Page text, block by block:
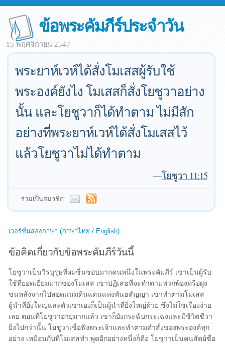
ข้อพระคัมภีร์ประจำวัน
15 พฤศจิกายน 2547
พระยาห์เวห์ได้สั่งโมเสสผู้รับใช้
พระองค์ยังไง โมเสสก็สั่งโยชูวาอย่าง
นั้น และโยชูวาก็ได้ทำตาม ไม่มีสัก
อย่างที่พระยาห์เวห์ได้สั่งโมเสสไว้
แล้วโยชูวาไม่ได้ทำตาม
—โยชูวา 11:15
ร่วมเป็นสมาชิก:
เวอร์ชั่นสองภาษา (ภาษาไทย / English)
ข้อคิดเกี่ยวกับข้อพระคัมภีร์วันนี้
โยชูวาเป็นวีรบุรุษที่ผมชื่นชอบมากคนหนึ่งในพระคัมภีร์ เขาเป็นผู้รับ
ใช้ที่ยอดเยี่ยมมากของโมเสส เขาปฏิเสธที่จะทำตามพวกพ้องหรือฝูง
ชนหลังจากไปสอดแนมดินแดนแห่งพันธสัญญา เขาทำตามโมเสส
ผู้นำที่ยิ่งใหญ่และตัวเขาเองก็เป็นผู้นำที่ยิ่งใหญ่ด้วย ซึ่งไม่ใช่เรื่องง่าย
เลย ตอนที่โยชูวาอายุมากแล้ว เขาก็ยังกระฉับกระเฉงและมีชีวิตชีวา
ยิ่งไปกว่านั้น โยชูวาเชื่อฟังพระเจ้าและทำตามคำสั่งของพระองค์ทุก
อย่าง เหมือนกับที่โมเสสทำ พูดอีกอย่างหนึ่งก็คือ โยชูวาเป็นคนสัตย์ซื่อ